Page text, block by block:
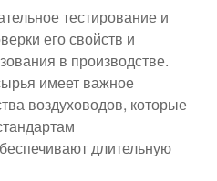
тестирование и
его свойств и
в производстве.
имеет важное
воздуховодов, которые
длительную